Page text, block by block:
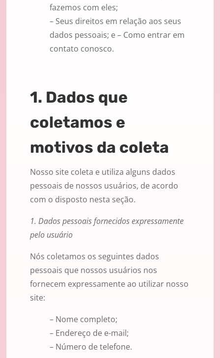
fazemos com eles;
– Seus direitos em relação aos seus
dados pessoais; e – Como entrar em
contato conosco.
1. Dados que
coletamos e
motivos da coleta
Nosso site coleta e utiliza alguns dados
pessoais de nossos usuários, de acordo
com o disposto nesta seção.
1. Dados pessoais fornecidos expressamente
pelo usuário
Nós coletamos os seguintes dados
pessoais que nossos usuários nos
fornecem expressamente ao utilizar nosso
site:
– Nome completo;
– Endereço de e-mail;
– Número de telefone.